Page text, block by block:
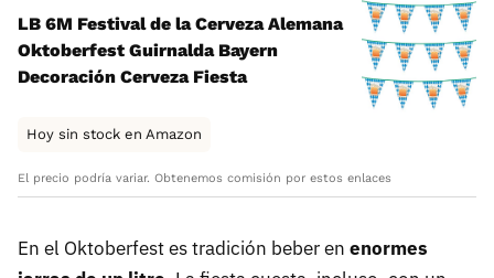
LB 6M Festival de la Cerveza Alemana
Oktoberfest Guirnalda Bayern
Decoración Cerveza Fiesta
Hoy sin stock en Amazon
El precio podría variar. Obtenemos comisión por estos enlaces
En el Oktoberfest es tradición beber en enormes